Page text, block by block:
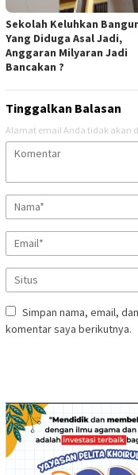
Sekolah Keluhkan
Yang Diduga Asal Jadi,
Anggaran Milyaran Jadi
Bancakan ?
Tinggalkan Balasan
Alamat email Anda tidak akan
Simpan nama, email,
komentar saya berikutnya.